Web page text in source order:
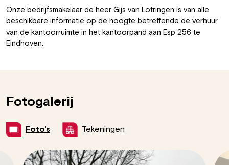
Onze bedrijfsmakelaar de heer Gijs van Lotringen is van alle
beschikbare informatie op de hoogte betreffende de verhuur
van de kantoorruimte in het kantoorpand aan Esp 256 te
Eindhoven.
Fotogalerij
Foto's Tekeningen